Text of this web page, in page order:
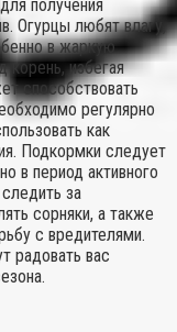
получения
Огурцы любят влагу,
в жаркую
корень, избегая
способствовать
регулярно
как
Подкормки следует
в период активного
за
сорняки, а также
с вредителями.
радовать вас